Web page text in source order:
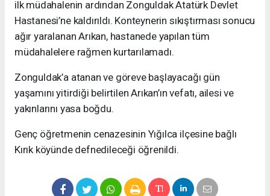
ilk müdahalenin ardından Zonguldak Atatürk Devlet
Hastanesi’ne kaldırıldı. Konteynerin sıkıştırması sonucu
ağır yaralanan Arıkan, hastanede yapılan tüm
müdahalelere rağmen kurtarılamadı.
Zonguldak’a atanan ve göreve başlayacağı gün
yaşamını yitirdiği belirtilen Arıkan’ın vefatı, ailesi ve
yakınlarını yasa boğdu.
Genç öğretmenin cenazesinin Yığılca ilçesine bağlı
Kırık köyünde defnedileceği öğrenildi.